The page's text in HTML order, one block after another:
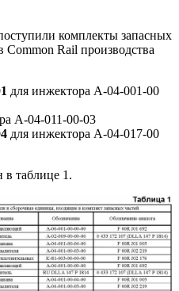
комплекты запасных
Common Rail производства
для инжектора А-04-001-00
А-04-011-00-03
для инжектора А-04-017-00
в таблице 1.